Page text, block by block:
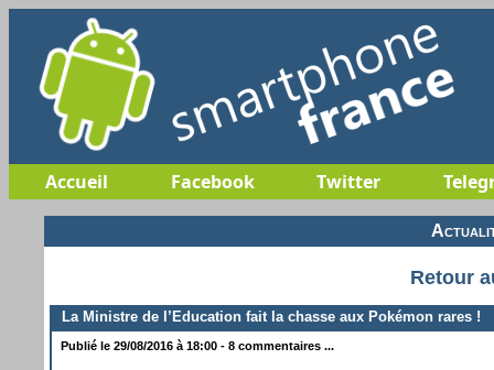
Accueil Facebook Twitter
Retour
La Ministre de l’Education fait la chasse aux Pokémon rares !
Publié le 29/08/2016 à 18:00 - 8 commentaires ...